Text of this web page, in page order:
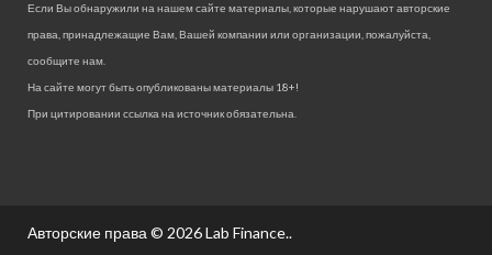
Если Вы обнаружили на нашем сайте материалы, которые нарушают авторские
права, принадлежащие Вам, Вашей компании или организации, пожалуйста,
сообщите нам.
На сайте могут быть опубликованы материалы 18+!
При цитировании ссылка на источник обязательна.
Авторские права © 2026Lab Finance..